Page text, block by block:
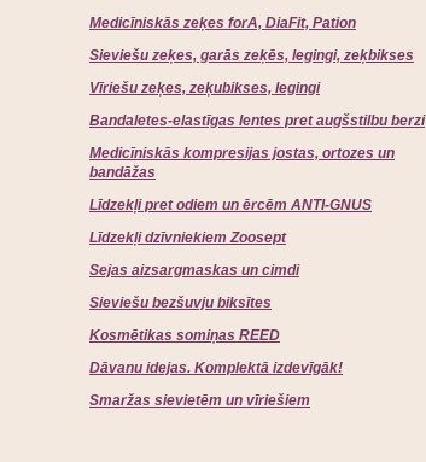
Medicīniskās zeķes forA, DiaFit, Pation
Sieviešu zeķes, garās zeķēs, legingi, zeķbikses
Vīriešu zeķes, zeķubikses, legingi
Bandaletes-elastīgas lentes pret augšstilbu berzi
Medicīniskās kompresijas jostas, ortozes un
bandāžas
Līdzekļi pret odiem un ērcēm ANTI-GNUS
Līdzekļi dzīvniekiem Zoosept
Sejas aizsargmaskas un cimdi
Sieviešu bezšuvju biksītes
Kosmētikas somiņas REED
Dāvanu idejas. Komplektā izdevīgāk!
Smaržas sievietēm un vīriešiem